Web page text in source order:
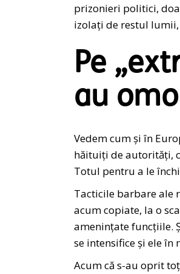
prizonieri politici,
izolați de restul
Pe
au
Vedem cum și în
hăituiți de autorități,
Totul pentru a le
Tacticile barbare ale
acum copiate, la o
amenințate funcțiile.
se intensifice și ele în
Acum că s-au oprit